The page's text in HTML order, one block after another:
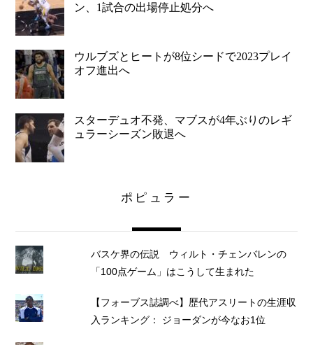
ン、1試合の出場停止処分へ
ウルブズとヒートが8位シードで2023プレイ
オフ進出へ
スターデュオ不発、マブスが4年ぶりのレギ
ュラーシーズン敗退へ
ポピュラー
バスケ界の伝説 ウィルト・チェンバレンの
「100点ゲーム」はこうして生まれた
【フォーブス誌調べ】歴代アスリートの生涯収
入ランキング： ジョーダンが今なお1位